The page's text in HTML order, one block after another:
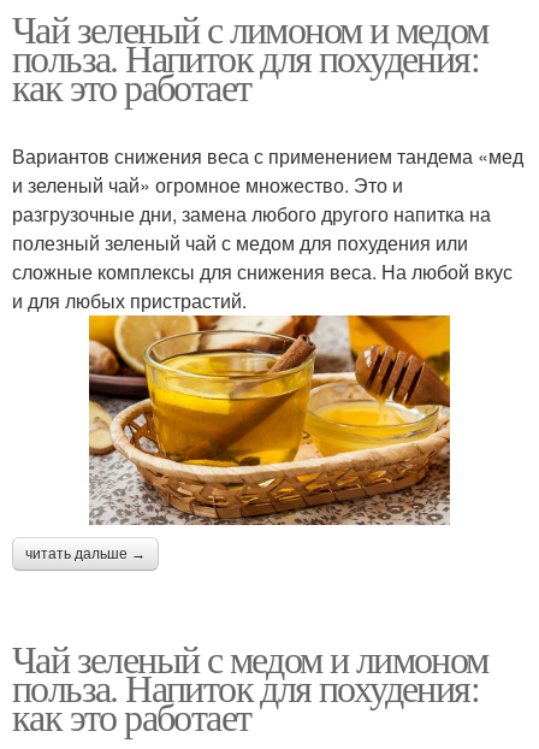
Чай зеленый с лимоном и медом
польза. Напиток для похудения:
как это работает
Вариантов снижения веса с применением тандема «мед
и зеленый чай» огромное множество. Это и
разгрузочные дни, замена любого другого напитка на
полезный зеленый чай с медом для похудения или
сложные комплексы для снижения веса. На любой вкус
и для любых пристрастий.
читать дальше →
Чай зеленый с медом и лимоном
польза. Напиток для похудения:
как это работает